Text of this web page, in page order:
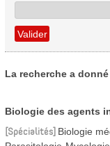
La recherche a
Biologie des agents
Spécialités Biologie